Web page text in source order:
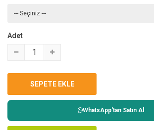
Adet
WhatsApp'tan Satın Al